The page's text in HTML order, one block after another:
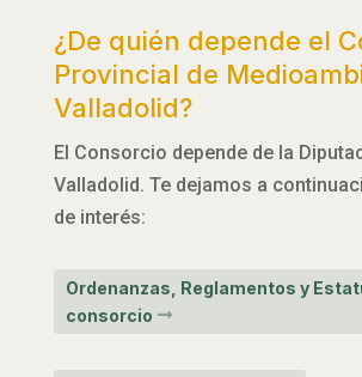
¿De quién depende el
Provincial de
Valladolid?
El Consorcio depende de la
Valladolid. Te dejamos a
de interés:
Ordenanzas, Reglamentos y
consorcio